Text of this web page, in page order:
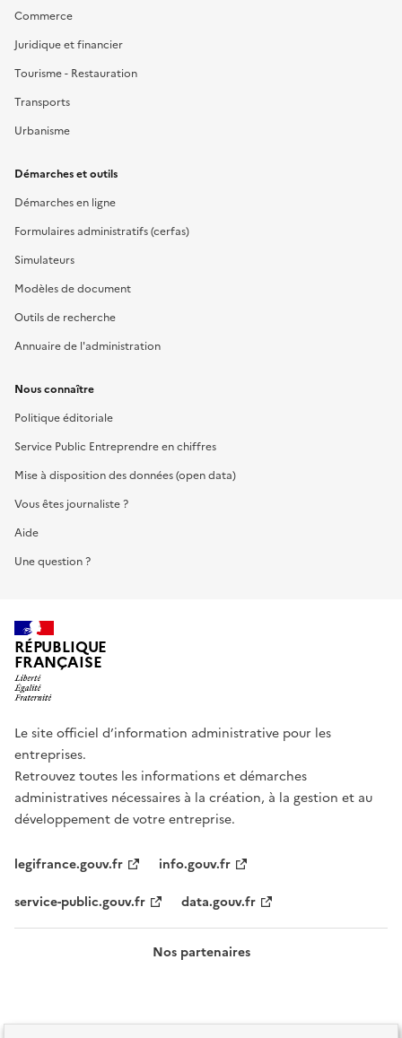
Commerce
Juridique et financier
Tourisme - Restauration
Transports
Urbanisme
Démarches et outils
Démarches en ligne
Formulaires administratifs (cerfas)
Simulateurs
Modèles de document
Outils de recherche
Annuaire de l'administration
Nous connaître
Politique éditoriale
Service Public Entreprendre en chiffres
Mise à disposition des données (open data)
Vous êtes journaliste ?
Aide
Une question ?
RÉPUBLIQUE
FRANÇAISE
Le site officiel d’information administrative pour les
entreprises.
Retrouvez toutes les informations et démarches
administratives nécessaires à la création, à la gestion et au
développement de votre entreprise.
legifrance.gouv.fr
info.gouv.fr
service-public.gouv.fr
data.gouv.fr
Nos partenaires